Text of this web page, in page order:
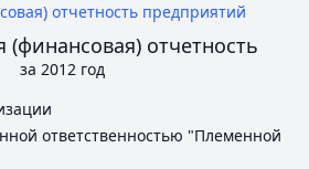
отчетность предприятий
(финансовая) отчетность
за 2012 год
ответственностью "Племенной